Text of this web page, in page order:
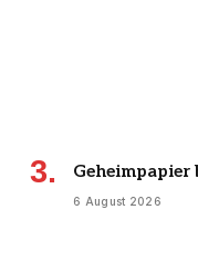
6 August 2026